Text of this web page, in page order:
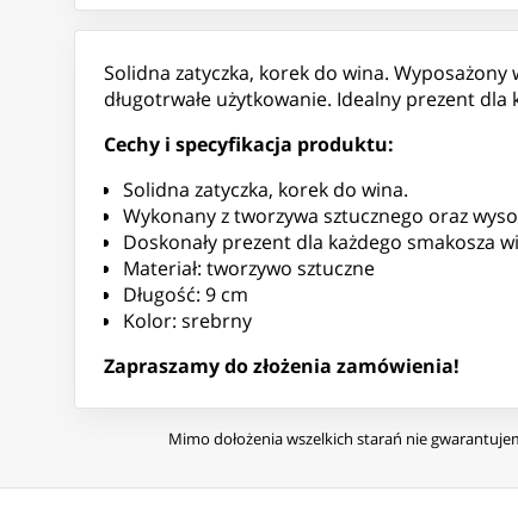
Solidna zatyczka, korek do wina.
długotrwałe użytkowanie. Idealny prezent
Cechy i specyfikacja produktu:
Solidna zatyczka, korek do wina.
Wykonany z tworzywa sztucznego oraz
Doskonały prezent dla każdego smakosza
Materiał: tworzywo sztuczne
Długość: 9 cm
Kolor: srebrny
Zapraszamy do złożenia zamówienia!
Mimo dołożenia wszelkich starań nie